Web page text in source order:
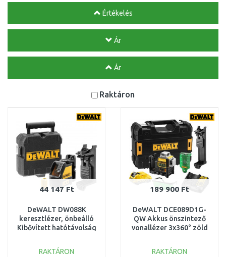
Értékelés
Ár
Ár
Raktáron
44 147 Ft
DeWALT DW088K
keresztlézer, önbeálló
Kibővített hatótávolság
RAKTÁRON
189 900 Ft
DeWALT DCE089D1G-
QW Akkus önszintező
vonallézer 3x360° zöld
(10,8V/1x2,0Ah/60m)
RAKTÁRON